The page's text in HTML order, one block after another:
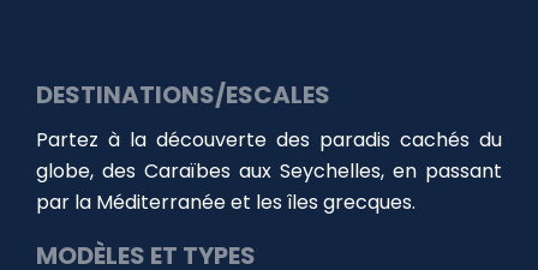
DESTINATIONS/ESCALES
Partez à la découverte des paradis cachés du
globe, des Caraïbes aux Seychelles, en passant
par la Méditerranée et les îles grecques.
MODÈLES ET TYPES